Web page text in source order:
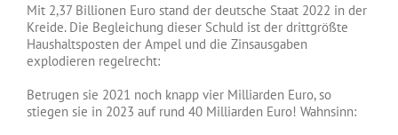
Mit 2,37 Billionen Euro stand der deutsche Staat 2022 in der
Kreide. Die Begleichung dieser Schuld ist der drittgrößte
Haushaltsposten der Ampel und die Zinsausgaben
explodieren regelrecht:
Betrugen sie 2021 noch knapp vier Milliarden Euro, so
stiegen sie in 2023 auf rund 40 Milliarden Euro! Wahnsinn: